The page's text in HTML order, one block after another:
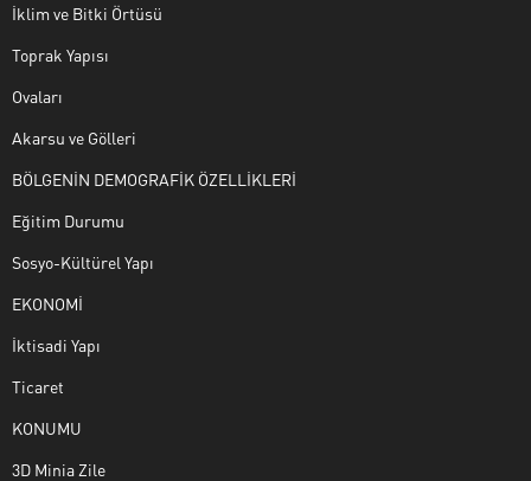
İklim ve Bitki Örtüsü
Toprak Yapısı
Ovaları
Akarsu ve Gölleri
BÖLGENİN DEMOGRAFİK ÖZELLİKLERİ
Eğitim Durumu
Sosyo-Kültürel Yapı
EKONOMİ
İktisadi Yapı
Ticaret
KONUMU
3D Minia Zile